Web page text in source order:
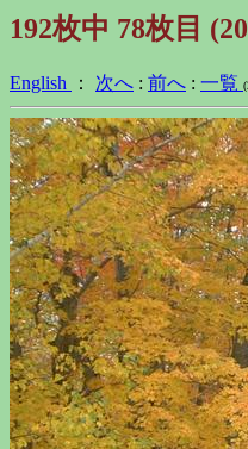
192枚中 78枚目
English ： 次へ : 前へ : 一覧